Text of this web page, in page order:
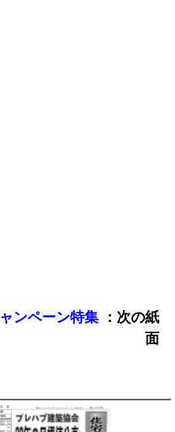
ンペーン特集
：次の紙
面